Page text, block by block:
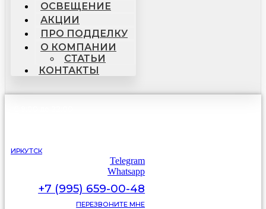
ОСВЕЩЕНИЕ
АКЦИИ
ПРО ПОДДЕЛКУ
О КОМПАНИИ
СТАТЬИ
КОНТАКТЫ
ИРКУТСК
Telegram
Whatsapp
+7 (995) 659-00-48
ПЕРЕЗВОНИТЕ МНЕ